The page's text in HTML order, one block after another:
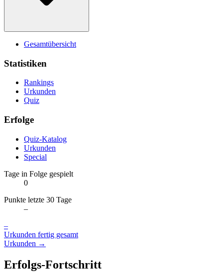
Gesamtübersicht
Statistiken
Rankings
Urkunden
Quiz
Erfolge
Quiz-Katalog
Urkunden
Special
Tage in Folge gespielt
0
Punkte letzte 30 Tage
–
–
Urkunden fertig gesamt
Urkunden →
Erfolgs-Fortschritt